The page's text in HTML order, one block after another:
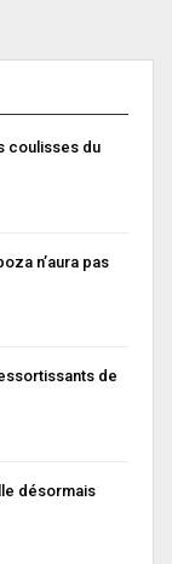
coulisses du
n’aura pas
de
désormais